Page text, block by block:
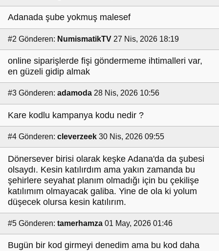
Adanada şube yokmuş malesef
#2 Gönderen: NumismatikTV 27 Nis, 2026 18:19
online siparişlerde fişi göndermeme ihtimalleri var,
en güzeli gidip almak
#3 Gönderen: adamoda 28 Nis, 2026 10:56
Kare kodlu kampanya kodu nedir ?
#4 Gönderen: cleverzeek 30 Nis, 2026 09:55
Dönersever birisi olarak keşke Adana'da da şubesi
olsaydı. Kesin katılırdım ama yakın zamanda bu
şehirlere seyahat planım olmadığı için bu çekilişe
katılımım olmayacak galiba. Yine de ola ki yolum
düşecek olursa kesin katılırım.
#5 Gönderen: tamerhamza 01 May, 2026 01:46
Bugün bir kod girmeyi denedim ama bu kod daha